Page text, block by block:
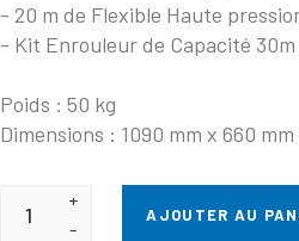
- 20 m de Flexible Haute
- Kit Enrouleur de Capacité 30m
Poids : 50 kg
Dimensions : 1090 mm x 660
+
-
AJOUTER AU